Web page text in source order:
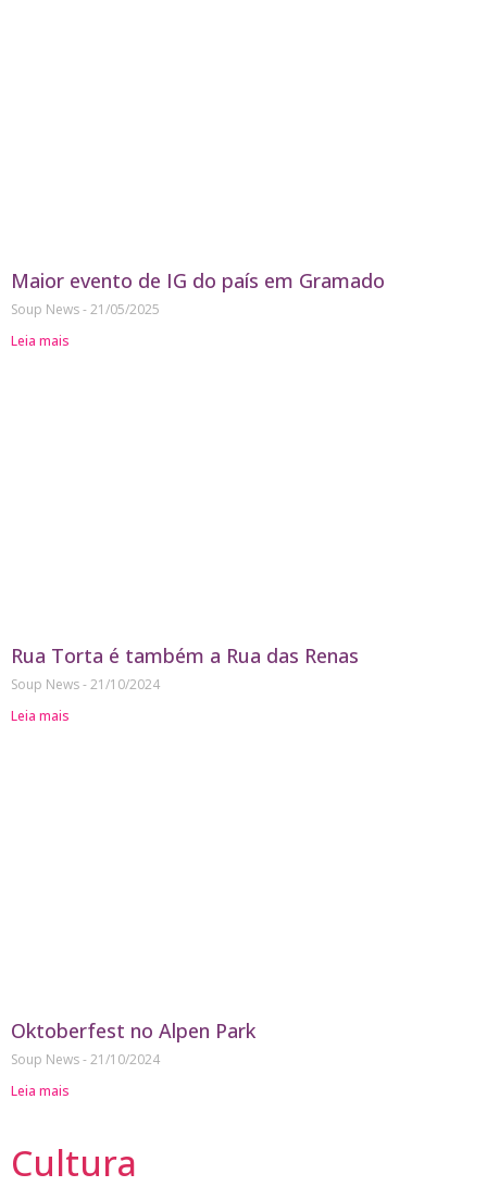
Maior evento de IG do país em Gramado
Soup News 21/05/2025
Leia mais
Rua Torta é também a Rua das Renas
Soup News 21/10/2024
Leia mais
Oktoberfest no Alpen Park
Soup News 21/10/2024
Leia mais
Cultura